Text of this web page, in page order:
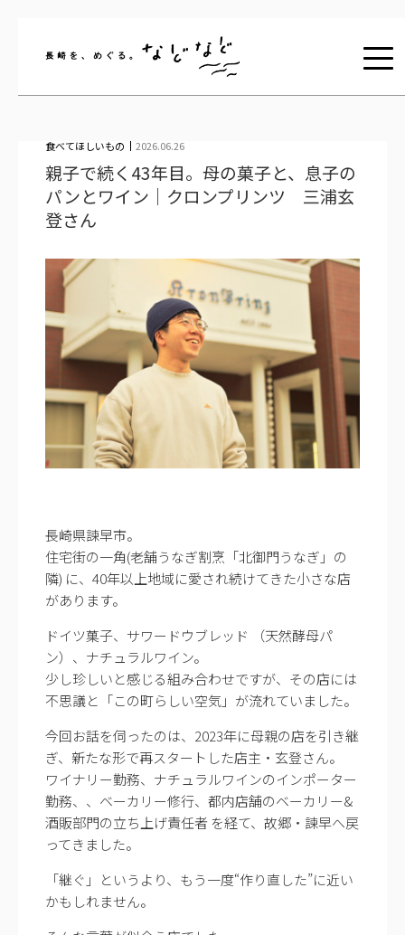
長崎を、めぐる。
食べてほしいもの 2026.06.26
親子で続く43年目。母の菓子と、息子の
パンとワイン｜クロンプリンツ 三浦玄
登さん
長崎県諫早市。
住宅街の一角(老舗うなぎ割烹「北御門うなぎ」の
隣) に、40年以上地域に愛され続けてきた小さな店
があります。
ドイツ菓子、サワードウブレッド （天然酵母パ
ン）、ナチュラルワイン。
少し珍しいと感じる組み合わせですが、その店には
不思議と「この町らしい空気」が流れていました。
今回お話を伺ったのは、2023年に母親の店を引き継
ぎ、新たな形で再スタートした店主・玄登さん。
ワイナリー勤務、ナチュラルワインのインポーター
勤務、、ベーカリー修行、都内店舗のベーカリー&
酒販部門の立ち上げ責任者 を経て、故郷・諫早へ戻
ってきました。
「継ぐ」というより、もう一度“作り直した”に近い
かもしれません。